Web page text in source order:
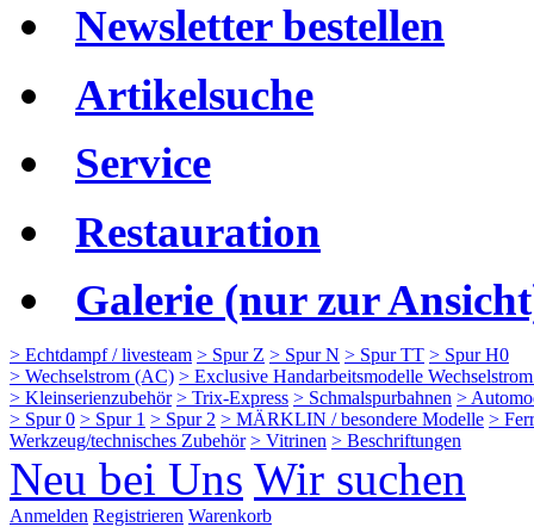
Newsletter bestellen
Artikelsuche
Service
Restauration
Galerie (nur zur
> Echtdampf / livesteam > Spur Z > Spur N > Spur TT > Spur H0
> Wechselstrom (AC) > Exclusive Handarbeitsmodelle
> Kleinserienzubehör > Trix-Express > Schmalspurbahnen >
> Spur 0 > Spur 1 > Spur 2 > MÄRKLIN / besondere Modelle >
Werkzeug/technisches Zubehör > Vitrinen > Beschriftungen
Neu bei Uns Wir suchen
Anmelden Registrieren Warenkorb